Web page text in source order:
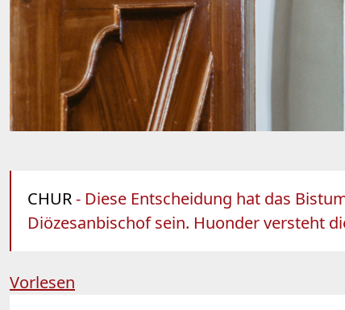
CHUR- Diese Entscheidung hat das
Diözesanbischof sein. Huonder versteht
Vorlesen